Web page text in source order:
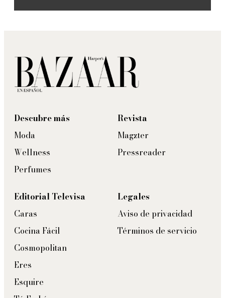
Descubre más
Moda
Wellness
Perfumes
Revista
Magzter
Pressreader
Editorial Televisa
Caras
Cocina Fácil
Cosmopolitan
Eres
Esquire
Legales
Aviso de privacidad
Términos de servicio